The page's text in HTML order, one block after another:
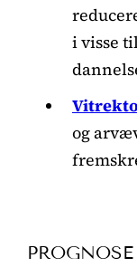
i visse
og
PROGNOSE